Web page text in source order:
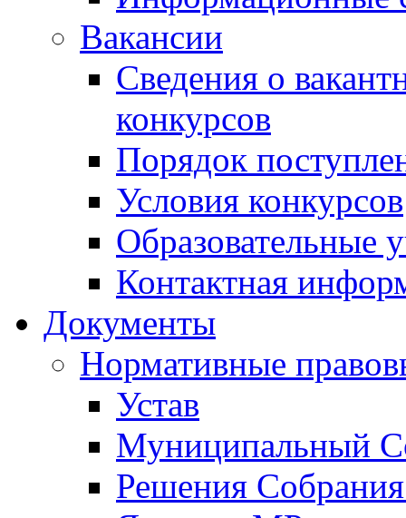
Вакансии
Сведения о
конкурсов
Порядок
Условия конкурсов
Образовательные
Контактная
Документы
Нормативные
Устав
Муниципальный
Решения